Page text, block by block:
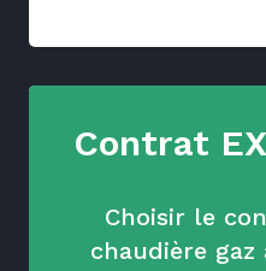
Contrat
Choisir le
chaudière gaz